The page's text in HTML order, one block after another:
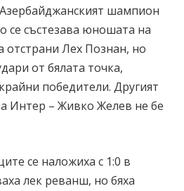
шампион
се състезава юношата на
отстрани Лех Познан, но
от бялата точка,
победители. Другият
Интер – Живко Желев не бе
се наложиха с 1:0 в
лек реванш, но бяха